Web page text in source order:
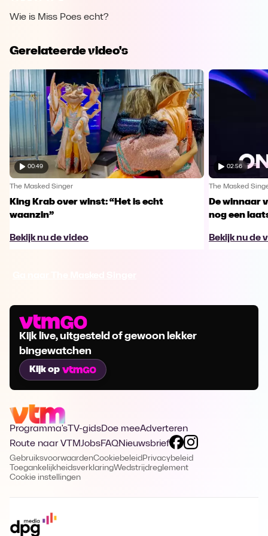
Wie is Miss Poes echt?
Gerelateerde video's
00:49
The Masked Singer
King Krab over winst: “Het is echt
waanzin”
Bekijk nu de video
02:56
The Masked
De winnaar
nog een
Bekijk nu de
Kijk live, uitgesteld of gewoon lekker
bingewatchen
Kijk op
Programma's TV-gidsDoe meeAdverteren
Route naar VTMJobsFAQNieuwsbrief
GebruiksvoorwaardenCookiebeleid Privacybeleid
ToegankelijkheidsverklaringWedstrijdreglement
Cookie instellingen